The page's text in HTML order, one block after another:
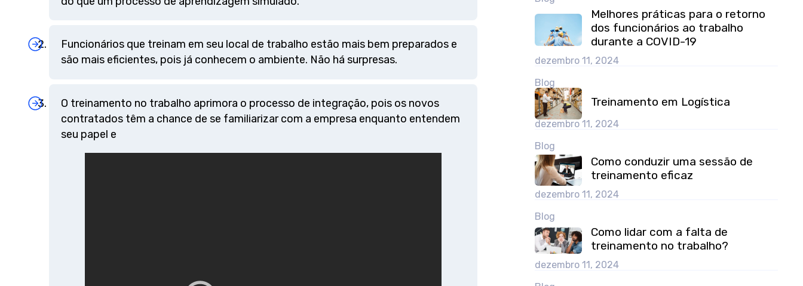
Melhores práticas para o retorno
dos funcionários ao trabalho
durante a COVID-19
dezembro 11, 2024
Blog
Treinamento em Logística
dezembro 11, 2024
Blog
Como conduzir uma sessão de
treinamento eficaz
dezembro 11, 2024
Blog
Como lidar com a falta de
treinamento no trabalho?
dezembro 11, 2024
Funcionários que treinam em seu local de trabalho estão mais bem preparados e
são mais eficientes, pois já conhecem o ambiente. Não há surpresas.
O treinamento no trabalho aprimora o processo de integração, pois os novos
contratados têm a chance de se familiarizar com a empresa enquanto entendem
seu papel e